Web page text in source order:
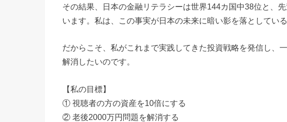
その結果、日本の金融リテラシーは世界144カ国中38位と、
います。私は、この事実が日本の未来に暗い影を落としている
だからこそ、私がこれまで実践してきた投資戦略を発信し、
解消したいのです。
【私の目標】
① 視聴者の方の資産を10倍にする
② 老後2000万円問題を解消する